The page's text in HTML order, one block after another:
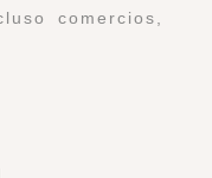
comercios,